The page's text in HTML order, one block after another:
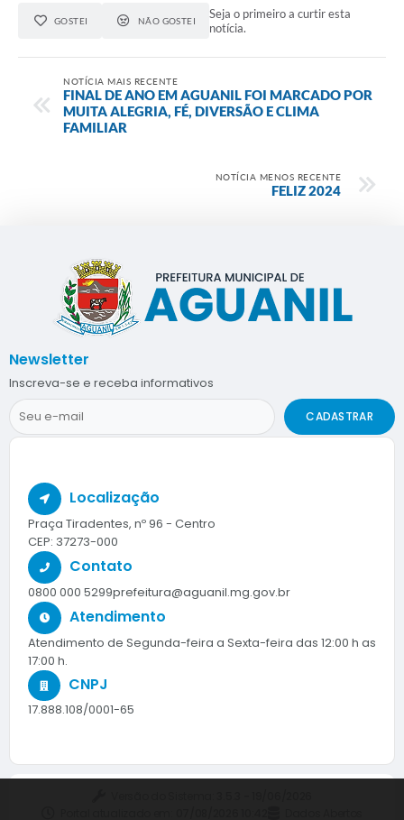
GOSTEI NÃO GOSTEI
Seja o primeiro a curtir esta
notícia.
NOTÍCIA MAIS RECENTE
FINAL DE ANO EM AGUANIL FOI MARCADO POR
MUITA ALEGRIA, FÉ, DIVERSÃO E CLIMA
FAMILIAR
NOTÍCIA MENOS RECENTE
FELIZ 2024
Localização
Praça Tiradentes, nº 96 - Centro
CEP: 37273-000
Contato
0800 000 5299prefeitura@aguanil.mg.gov.br
Atendimento
Atendimento de Segunda-feira a Sexta-feira das 12:00 h as
17:00 h.
CNPJ
17.888.108/0001-65
Newsletter
Inscreva-se e receba informativos
CADASTRAR